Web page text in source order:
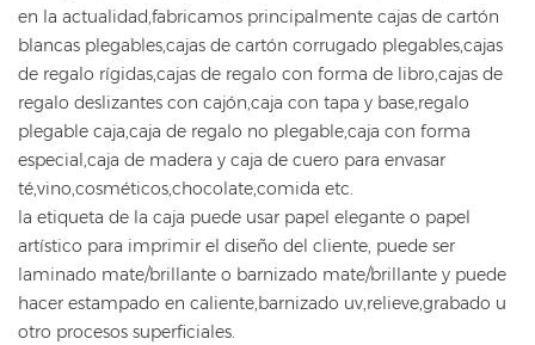
en la actualidad,fabricamos principalmente cajas de cartón
blancas plegables,cajas de cartón corrugado plegables,cajas
de regalo rígidas,cajas de regalo con forma de libro,cajas de
regalo deslizantes con cajón,caja con tapa y base,regalo
plegable caja,caja de regalo no plegable,caja con forma
especial,caja de madera y caja de cuero para envasar
té,vino,cosméticos,chocolate,comida etc.
la etiqueta de la caja puede usar papel elegante o papel
artístico para imprimir el diseño del cliente, puede ser
laminado mate/brillante o barnizado mate/brillante y puede
hacer estampado en caliente,barnizado uv,relieve,grabado u
otro procesos superficiales.